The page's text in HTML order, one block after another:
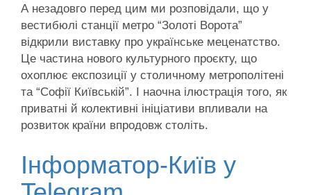
А незадовго перед цим ми розповідали, що у
вестибюлі станції метро “Золоті Ворота”
відкрили виставку про українське меценатство.
Це частина нового культурного проєкту, що
охоплює експозиції у столичному метрополітені
та “Софії Київській”. І наочна ілюстрація того, як
приватні й колективні ініціативи впливали на
розвиток країни впродовж століть.
Інформатор-Київ у